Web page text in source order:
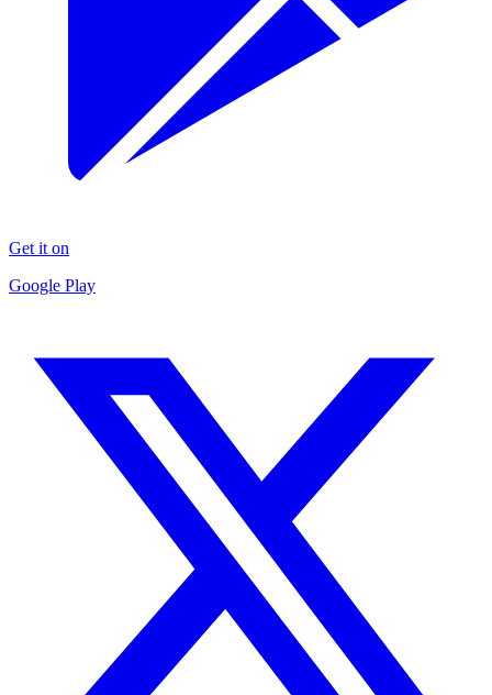
Get it on
Google Play